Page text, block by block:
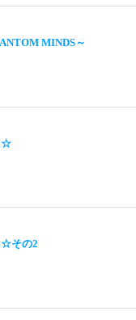
MINDS～
☆
☆その2